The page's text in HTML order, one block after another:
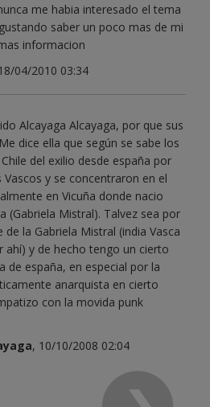
me habia interesado el tema
saber un poco mas de mi
informacion
04/2010 03:34
Alcayaga Alcayaga, por que sus
dice ella que según se sabe los
del exilio desde españa por
Vascos y se concentraron en el
en Vicuña donde nacio
(Gabriela Mistral). Talvez sea por
la Gabriela Mistral (india Vasca
ahí) y de hecho tengo un cierto
de españa, en especial por la
anarquista en cierto
con la movida punk
, 10/10/2008 02:04